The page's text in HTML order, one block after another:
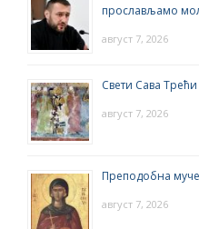
прослављамо
август 7, 2026
Свети Сава
август 7, 2026
Преподобна
август 7, 2026